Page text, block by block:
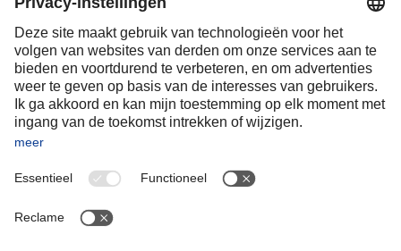
Romania
Slovakia
Spain
Sweden
Switzerland
OCEANIA